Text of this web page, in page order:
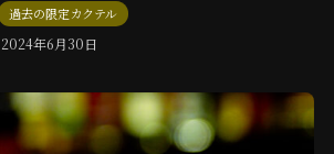
過去の限定カクテル
2024年6月30日